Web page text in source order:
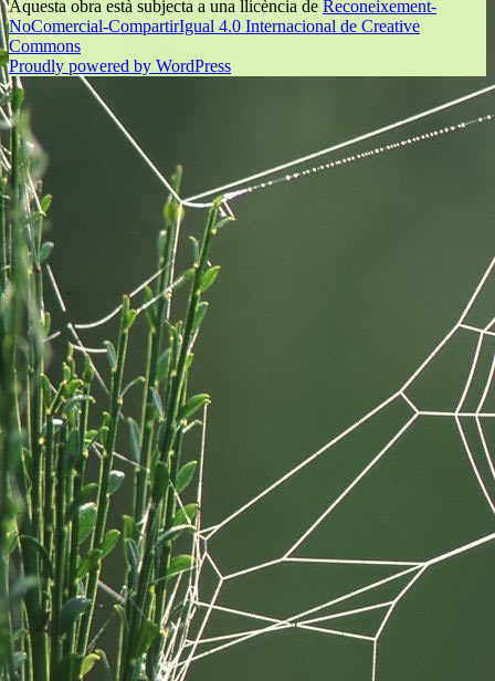
Aquesta obra està subjecta a una llicència de Reconeixement-
NoComercial-CompartirIgual 4.0 Internacional de Creative
Commons
Proudly powered by WordPress